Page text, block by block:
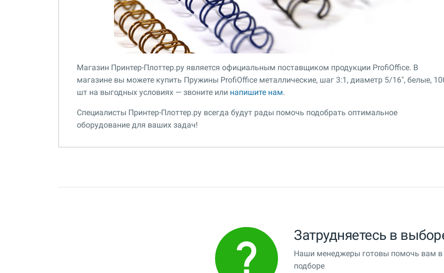
Магазин Принтер-Плоттер.ру является официальным поставщиком продукции ProfiOffice. В
магазине вы можете купить Пружины ProfiOffice металлические, шаг 3:1, диаметр 5/16", белые,
шт на выгодных условиях — звоните или напишите нам.
Специалисты Принтер-Плоттер.ру всегда будут рады помочь подобрать оптимальное
оборудование для ваших задач!
Затрудняетесь в
Наши менеджеры готовы помочь вам в
подборе